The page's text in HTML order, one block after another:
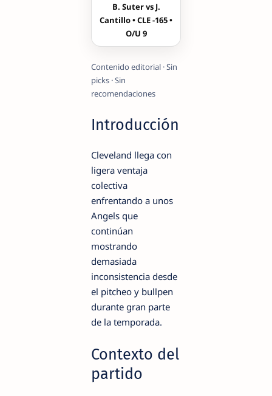
B. Suter vs J.
Cantillo • CLE -165 •
O/U 9
Contenido editorial · Sin
picks · Sin
recomendaciones
Introducción
Cleveland llega con
ligera ventaja
colectiva
enfrentando a unos
Angels que
continúan
mostrando
demasiada
inconsistencia desde
el pitcheo y bullpen
durante gran parte
de la temporada.
Contexto del
partido